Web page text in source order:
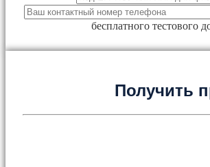
бесплатного тестового
Получить